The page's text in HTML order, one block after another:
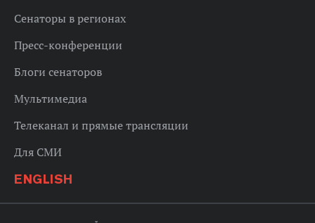
Сенаторы в регионах
Пресс-конференции
Блоги сенаторов
Мультимедиа
Телеканал и прямые трансляции
Для СМИ
ENGLISH